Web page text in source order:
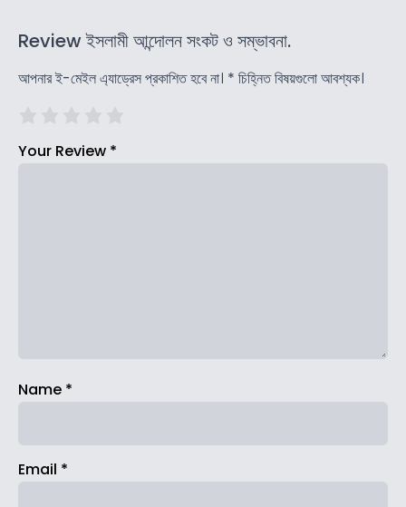
Review ইসলামী আন্দোলন সংকট ও সম্ভাবনা.
আপনার ই-মেইল এ্যাড্রেস প্রকাশিত হবে না। * চিহ্নিত বিষয়গুলো আবশ্যক।
Your Review *
Name *
Email *